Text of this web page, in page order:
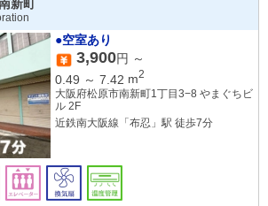
新町
●空室あり
3,900円 ～
0.49 ～ 7.42 m2
大阪府松原市南新町1丁目3−8 やまぐちビ
ル 2F
近鉄南大阪線「布忍」駅 徒歩7分